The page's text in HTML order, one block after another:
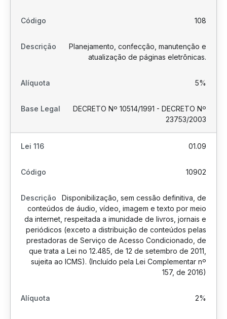
108
Planejamento, confecção, manutenção e
atualização de páginas eletrônicas.
5%
DECRETO Nº 10514/1991 - DECRETO Nº
23753/2003
01.09
10902
Disponibilização, sem cessão definitiva, de
conteúdos de áudio, vídeo, imagem e texto por meio
da internet, respeitada a imunidade de livros, jornais e
periódicos (exceto a distribuição de conteúdos pelas
prestadoras de Serviço de Acesso Condicionado, de
que trata a Lei no 12.485, de 12 de setembro de 2011,
sujeita ao ICMS). (Incluído pela Lei Complementar nº
157, de 2016)
2%